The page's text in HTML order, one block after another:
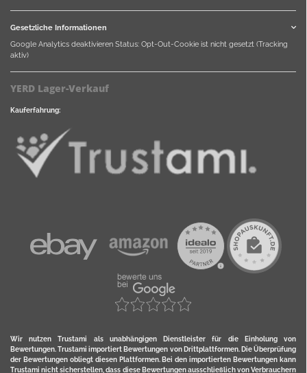
Gesetzliche Informationen
Google Analytics deaktivieren Status: Opt-Out-Cookie ist nicht gesetzt (Tracking
aktiv)
YERD Lager-Verkauf
Kauferfahrung:
Wir nutzen Trustami als unabhängigen Dienstleister für die Einholung von
Bewertungen. Trustami importiert Bewertungen von Drittplattformen. Die Überprüfung
der Bewertungen obliegt diesen Plattformen. Bei den importierten Bewertungen kann
Trustami nicht sicherstellen, dass diese Bewertungen ausschließlich von Verbrauchern